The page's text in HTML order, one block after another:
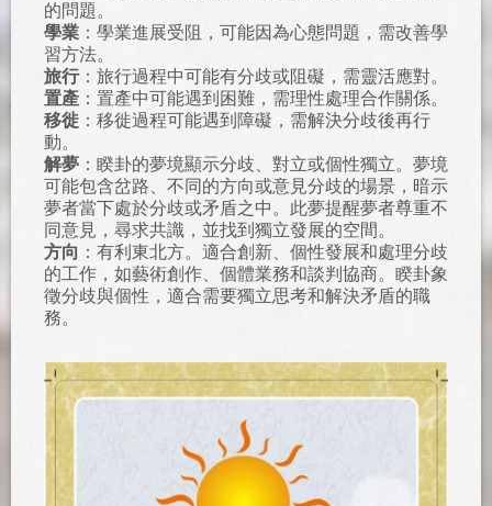
的問題。
學業 ：學業進展受阻，可能因為心態問題，需改善學
習方法。
旅行：旅行過程中可能有分歧或阻礙，需靈活應對。
置產 ：置產中可能遇到困難，需理性處理合作關係。
移徙 ：移徙過程可能遇到障礙，需解決分歧後再行
動。
解夢 ：睽卦的夢境顯示分歧、對立或個性獨立。夢境
可能包含岔路、不同的方向或意見分歧的場景，暗示
夢者當下處於分歧或矛盾之中。此夢提醒夢者尊重不
同意見，尋求共識，並找到獨立發展的空間。
方向 ：有利東北方。適合創新、個性發展和處理分歧
的工作，如藝術創作、個體業務和談判協商。睽卦象
徵分歧與個性，適合需要獨立思考和解決矛盾的職
務。